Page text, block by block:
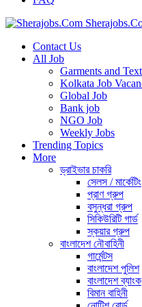
Contact Us
All Job
Garments and
Kolkata Job
Global Job
Bank job
NGO Job
Weekly Jobs
Trending Topics
More
ড্রাইভার চাকরি
সেলস / মার্কেটিং
প্রাণ গ্রুপ
বসুন্ধরা গ্রুপ
সিকিউরিটি গার্ড
স্কয়ার গ্রুপ
বাংলাদেশ নৌবাহিনী
গার্মেন্টস
বাংলাদেশ পুলিশ
বাংলাদেশ ব্যাংক
বিমান বাহিনী